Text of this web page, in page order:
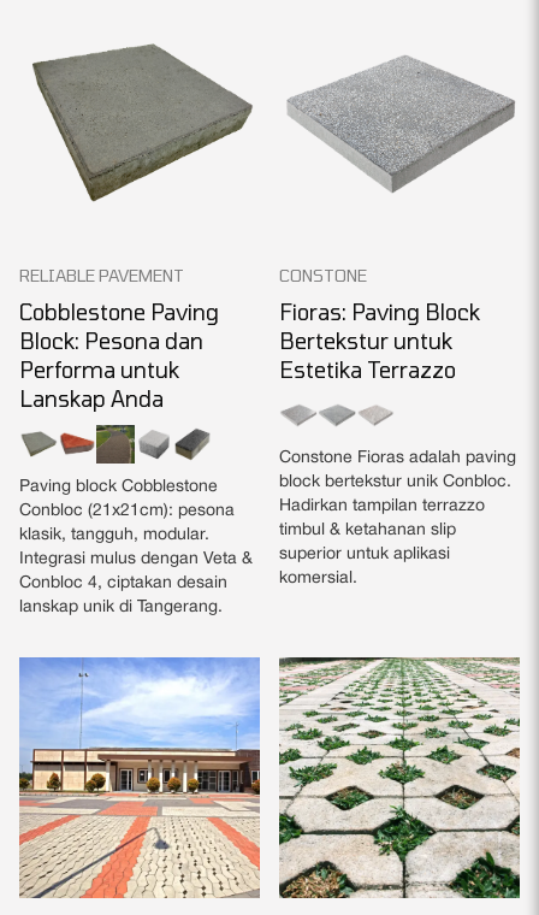
RELIABLE PAVEMENT
Cobblestone Paving
Block: Pesona dan
Performa untuk
Lanskap Anda
Paving block Cobblestone
Conbloc (21x21cm): pesona
klasik, tangguh, modular.
Integrasi mulus dengan Veta &
Conbloc 4, ciptakan desain
lanskap unik di Tangerang.
CONSTONE
Fioras: Paving Block
Bertekstur untuk
Estetika Terrazzo
Constone Fioras adalah paving
block bertekstur unik Conbloc.
Hadirkan tampilan terrazzo
timbul & ketahanan slip
superior untuk aplikasi
komersial.